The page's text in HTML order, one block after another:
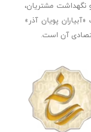
نگهداشت مشتریان،
پویان آذر»
آن است.